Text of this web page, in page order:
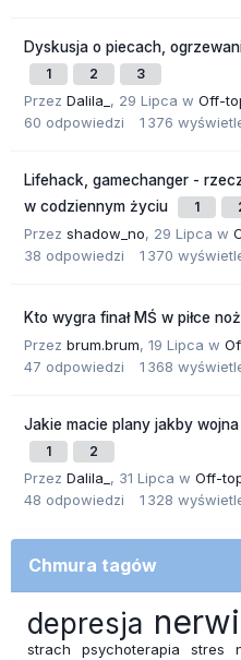
Dyskusja o piecach,
1 2 3
Przez Dalila_ , 29 Lipca w Off-
60 odpowiedzi 1 376
Lifehack, gamechanger -
w codziennym życiu
1
Przez shadow_no, 29 Lipca w
38 odpowiedzi 1 370
Kto wygra finał MŚ w piłce
Przez brum.brum, 19 Lipca w
47 odpowiedzi 1 368
Jakie macie plany jakby wojna
1 2
Przez Dalila_ , 31 Lipca w Off-
48 odpowiedzi 1 328
Chmura tagów
depresja
strach
psychoterapia stres